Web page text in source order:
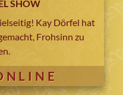
SHOW
Kay Dörfel hat
Frohsinn zu